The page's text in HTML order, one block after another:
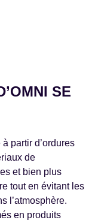
SE
partir d’ordures
de
et bien plus
tout en évitant les
l’atmosphère.
en produits